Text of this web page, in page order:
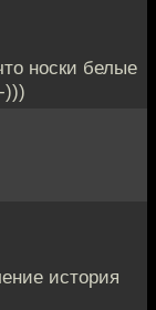
носки белые
)))
история